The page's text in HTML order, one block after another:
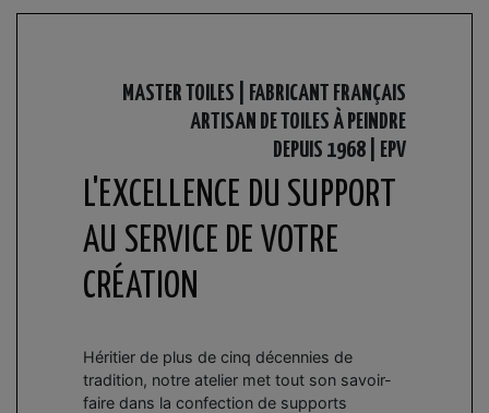
MASTER TOILES |
FABRICANT FRANÇAIS
ARTISAN DE TOILES À PEINDRE
DEPUIS 1968 | EPV
L'EXCELLENCE DU SUPPORT
AU SERVICE DE VOTRE
CRÉATION
Héritier de plus de cinq décennies de
tradition, notre atelier met tout son savoir-
faire dans la confection de supports